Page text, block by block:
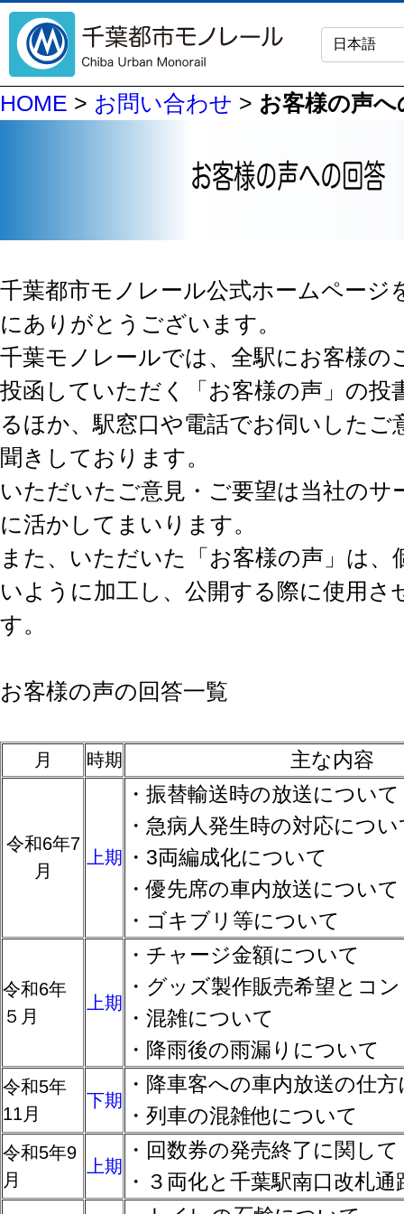
HOME > お問い合わせ > お客様の声へ
千葉都市モノレール公式ホームページ
にありがとうございます。
千葉モノレールでは、全駅にお客様の
投函していただく「お客様の声」の投
るほか、駅窓口や電話でお伺いしたご
聞きしております。
いただいたご意見・ご要望は当社のサ
に活かしてまいります。
また、いただいた「お客様の声」は、
いように加工し、公開する際に使用さ
す。
お客様の声の回答一覧
月 時期 主な内容
令和6年7
月
上期
・振替輸送時の放送について
・急病人発生時の対応につ
・3両編成化について
・優先席の車内放送について
・ゴキブリ等について
令和6年
５月
上期
・チャージ金額について
・グッズ製作販売希望とコ
・混雑について
・降雨後の雨漏りについて
令和5年
11月
下期
・降車客への車内放送の仕
・列車の混雑他について
令和5年9
月
上期
・回数券の発売終了に関して
・３両化と千葉駅南口改札